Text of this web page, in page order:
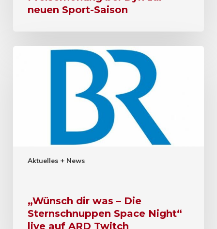
neuen Sport-Saison
Aktuelles + News
„Wünsch dir was – Die
Sternschnuppen Space Night“
live auf ARD Twitch